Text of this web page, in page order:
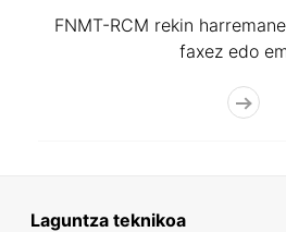
FNMT-RCM rekin
faxez edo
Laguntza teknikoa